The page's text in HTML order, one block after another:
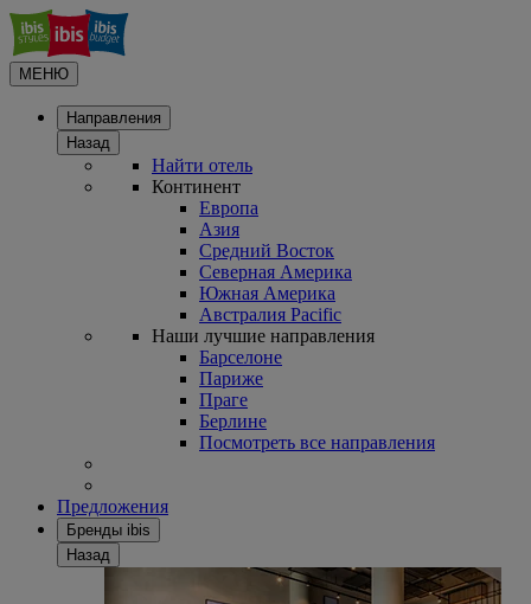
МЕНЮ
Направления
Назад
Найти отель
Континент
Европа
Азия
Средний Восток
Северная Америка
Южная Америка
Австралия Pacific
Наши лучшие направления
Барселоне
Париже
Праге
Берлине
Посмотреть все направления
Предложения
Бренды ibis
Назад